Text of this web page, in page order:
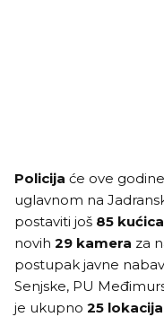
Policija će ove
uglavnom na
postaviti još 85 kućica
novih 29 kamera za
postupak javne
Senjske, PU
je ukupno 25 lokacija